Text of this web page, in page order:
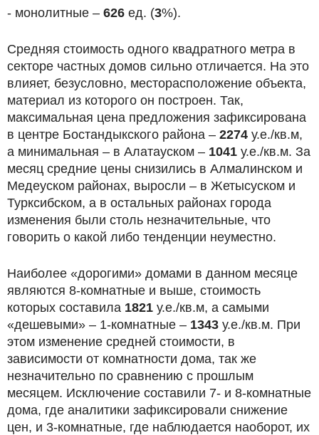
- монолитные – 626 ед. (3%).
Средняя стоимость одного квадратного метра в
секторе частных домов сильно отличается. На это
влияет, безусловно, месторасположение объекта,
материал из которого он построен. Так,
максимальная цена предложения зафиксирована
в центре Бостандыкского района – 2274 у.е./кв.м,
а минимальная – в Алатауском – 1041 у.е./кв.м. За
месяц средние цены снизились в Алмалинском и
Медеуском районах, выросли – в Жетысуском и
Турксибском, а в остальных районах города
изменения были столь незначительные, что
говорить о какой либо тенденции неуместно.
Наиболее «дорогими» домами в данном месяце
являются 8-комнатные и выше, стоимость
которых составила 1821 у.е./кв.м, а самыми
«дешевыми» – 1-комнатные – 1343 у.е./кв.м. При
этом изменение средней стоимости, в
зависимости от комнатности дома, так же
незначительно по сравнению с прошлым
месяцем. Исключение составили 7- и 8-комнатные
дома, где аналитики зафиксировали снижение
цен, и 3-комнатные, где наблюдается наоборот, их